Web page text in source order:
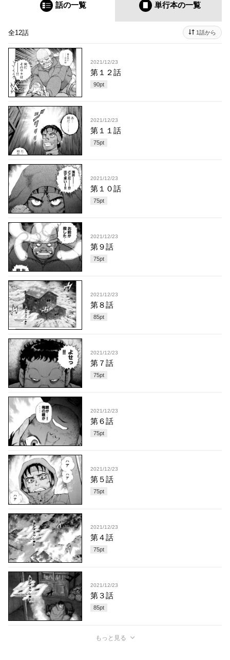
話の一覧 単行本の一覧
全12話 1話から
2021/12/23
第１２話
90pt
2021/12/23
第１１話
75pt
2021/12/23
第１０話
75pt
2021/12/23
第９話
75pt
2021/12/23
第８話
85pt
2021/12/23
第７話
75pt
2021/12/23
第６話
75pt
2021/12/23
第５話
75pt
2021/12/23
第４話
75pt
2021/12/23
第３話
85pt
もっと見る